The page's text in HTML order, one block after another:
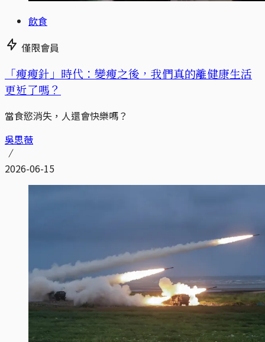
飲食
僅限會員
「瘦瘦針」時代：變瘦之後，我們真的離健康生活
更近了嗎？
當食慾消失，人還會快樂嗎？
吳思薇
2026-06-15